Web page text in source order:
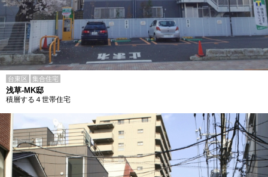
台東区 集合住宅
浅草-MK邸
積層する４世帯住宅